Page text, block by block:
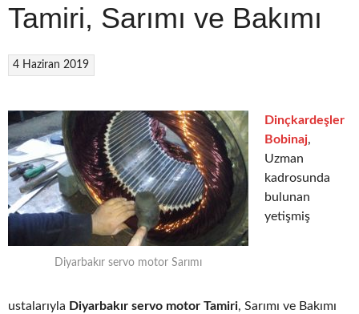
Tamiri, Sarımı ve Bakımı
4 Haziran 2019
Diyarbakır servo motor Sarımı
Dinçkardeşler
Bobinaj,
Uzman
kadrosunda
bulunan
yetişmiş
ustalarıyla Diyarbakır servo motor Tamiri, Sarımı ve Bakımı